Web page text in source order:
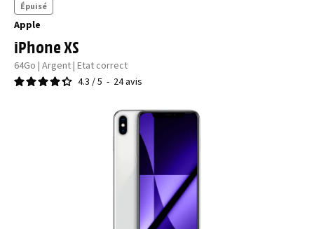
Apple
iPhone XS
64Go | Argent | Etat correct
4.3 /5 - 24avis
Épuisé